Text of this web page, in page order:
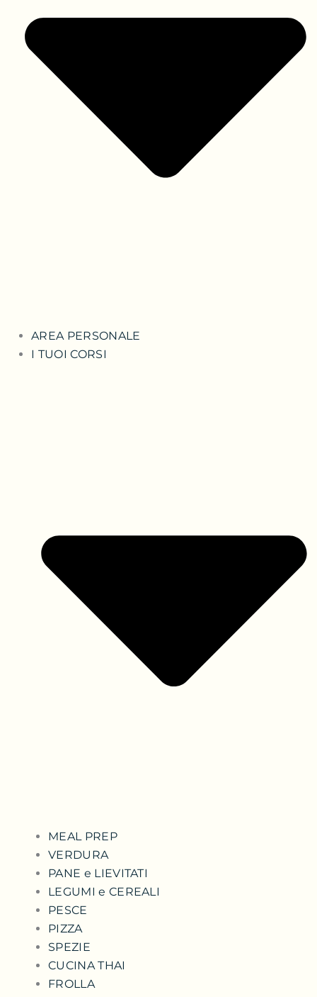
AREA PERSONALE
I TUOI CORSI
MEAL PREP
VERDURA
PANE e LIEVITATI
LEGUMI e CEREALI
PESCE
PIZZA
SPEZIE
CUCINA THAI
FROLLA